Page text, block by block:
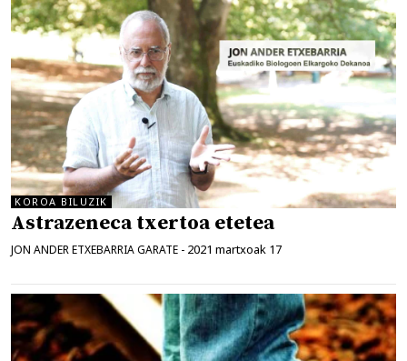
KOROA BILUZIK
Astrazeneca txertoa etetea
JON ANDER ETXEBARRIA GARATE - 2021 martxoak 17